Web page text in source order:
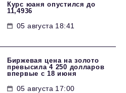
Курс юаня опустился до
11,4936
05 августа 18:41
Биржевая цена на золото
превысила 4 250 долларов
впервые с 18 июня
05 августа 17:00